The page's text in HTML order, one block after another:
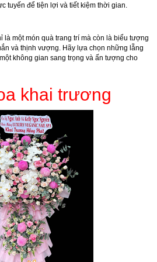
tuyến để tiện lợi và tiết kiệm thời gian.
là một món quà trang trí mà còn là biểu tượng
và thịnh vượng. Hãy lựa chọn những lẵng
không gian sang trọng và ấn tượng cho
khai trương